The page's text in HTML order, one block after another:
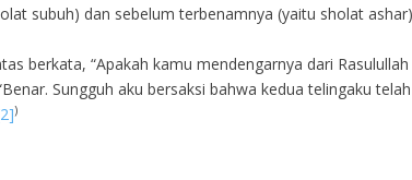
subuh) dan sebelum terbenamnya (yaitu sholat
berkata, “Apakah kamu mendengarnya dari Rasulullah
Sungguh aku bersaksi bahwa kedua telingaku telah
)